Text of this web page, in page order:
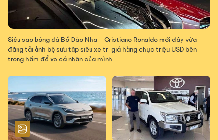
Siêu sao bóng đá Bồ Đào Nha - Cristiano Ronaldo mới đây vừa
đăng tải ảnh bộ sưu tập siêu xe trị giá hàng chục triệu USD bên
trong hầm để xe cá nhân của mình.